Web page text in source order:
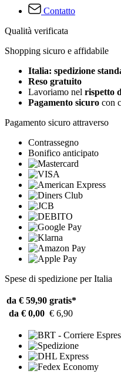
Contatto
Qualità verificata
Shopping sicuro e affidabile
Italia: spedizione
Reso gratuito
Lavoriamo nel rispetto
Pagamento sicuro con
Pagamento sicuro attraverso
Contrassegno
Bonifico anticipato
Spese di spedizione per Italia
da € 59,90 gratis*
da € 0,00 € 6,90